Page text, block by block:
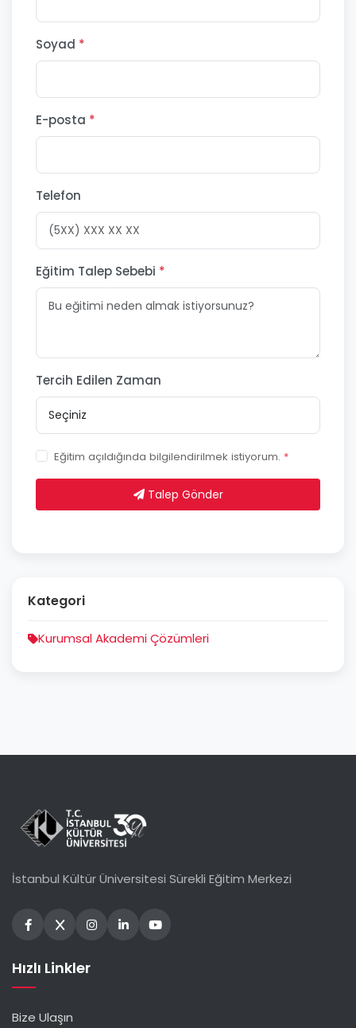
Soyad *
E-posta *
Telefon
Eğitim Talep Sebebi *
Tercih Edilen Zaman
Eğitim açıldığında bilgilendirilmek istiyorum. *
Talep Gönder
Kategori
Kurumsal Akademi Çözümleri
İstanbul Kültür Üniversitesi Sürekli Eğitim Merkezi
Hızlı Linkler
Bize Ulaşın